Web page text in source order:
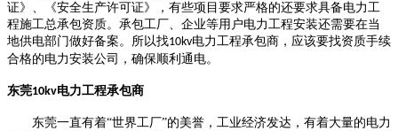
证》、《安全生产许可证》，有些项目要求严格的还要求具备电力工
程施工总承包资质。承包工厂、企业等用户电力工程安装还需要在当
地供电部门做好备案。所以找10kv电力工程承包商，应该要找资质手续
合格的电力安装公司，确保顺利通电。
东莞10kv电力工程承包商
东莞一直有着“世界工厂”的美誉，工业经济发达，有着大量的电力